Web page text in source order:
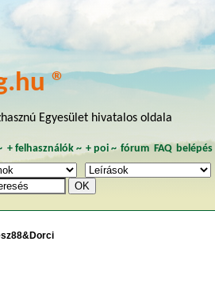
®
Egyesület hivatalos oldala
+ felhasználók~ + poi~ fórum FAQ belépés